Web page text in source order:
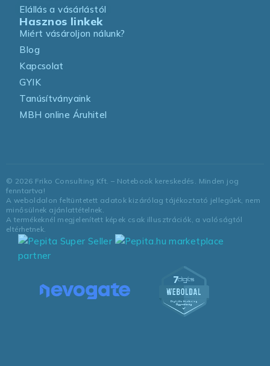
Elállás a vásárlástól
Hasznos linkek
Miért vásároljon nálunk?
Blog
Kapcsolat
GYIK
Tanúsítványaink
MBH online Áruhitel
© 2026 Friko Consulting Kft. – Notebook kereskedés. Minden jog
fenntartva!
A weboldalon feltüntetett adatok kizárólag tájékoztató jellegűek, nem
minősülnek ajánlattételnek.
A termékeknél megjelenített képek csak illusztrációk, a valóságtól
eltérhetnek.
marketplace
partner